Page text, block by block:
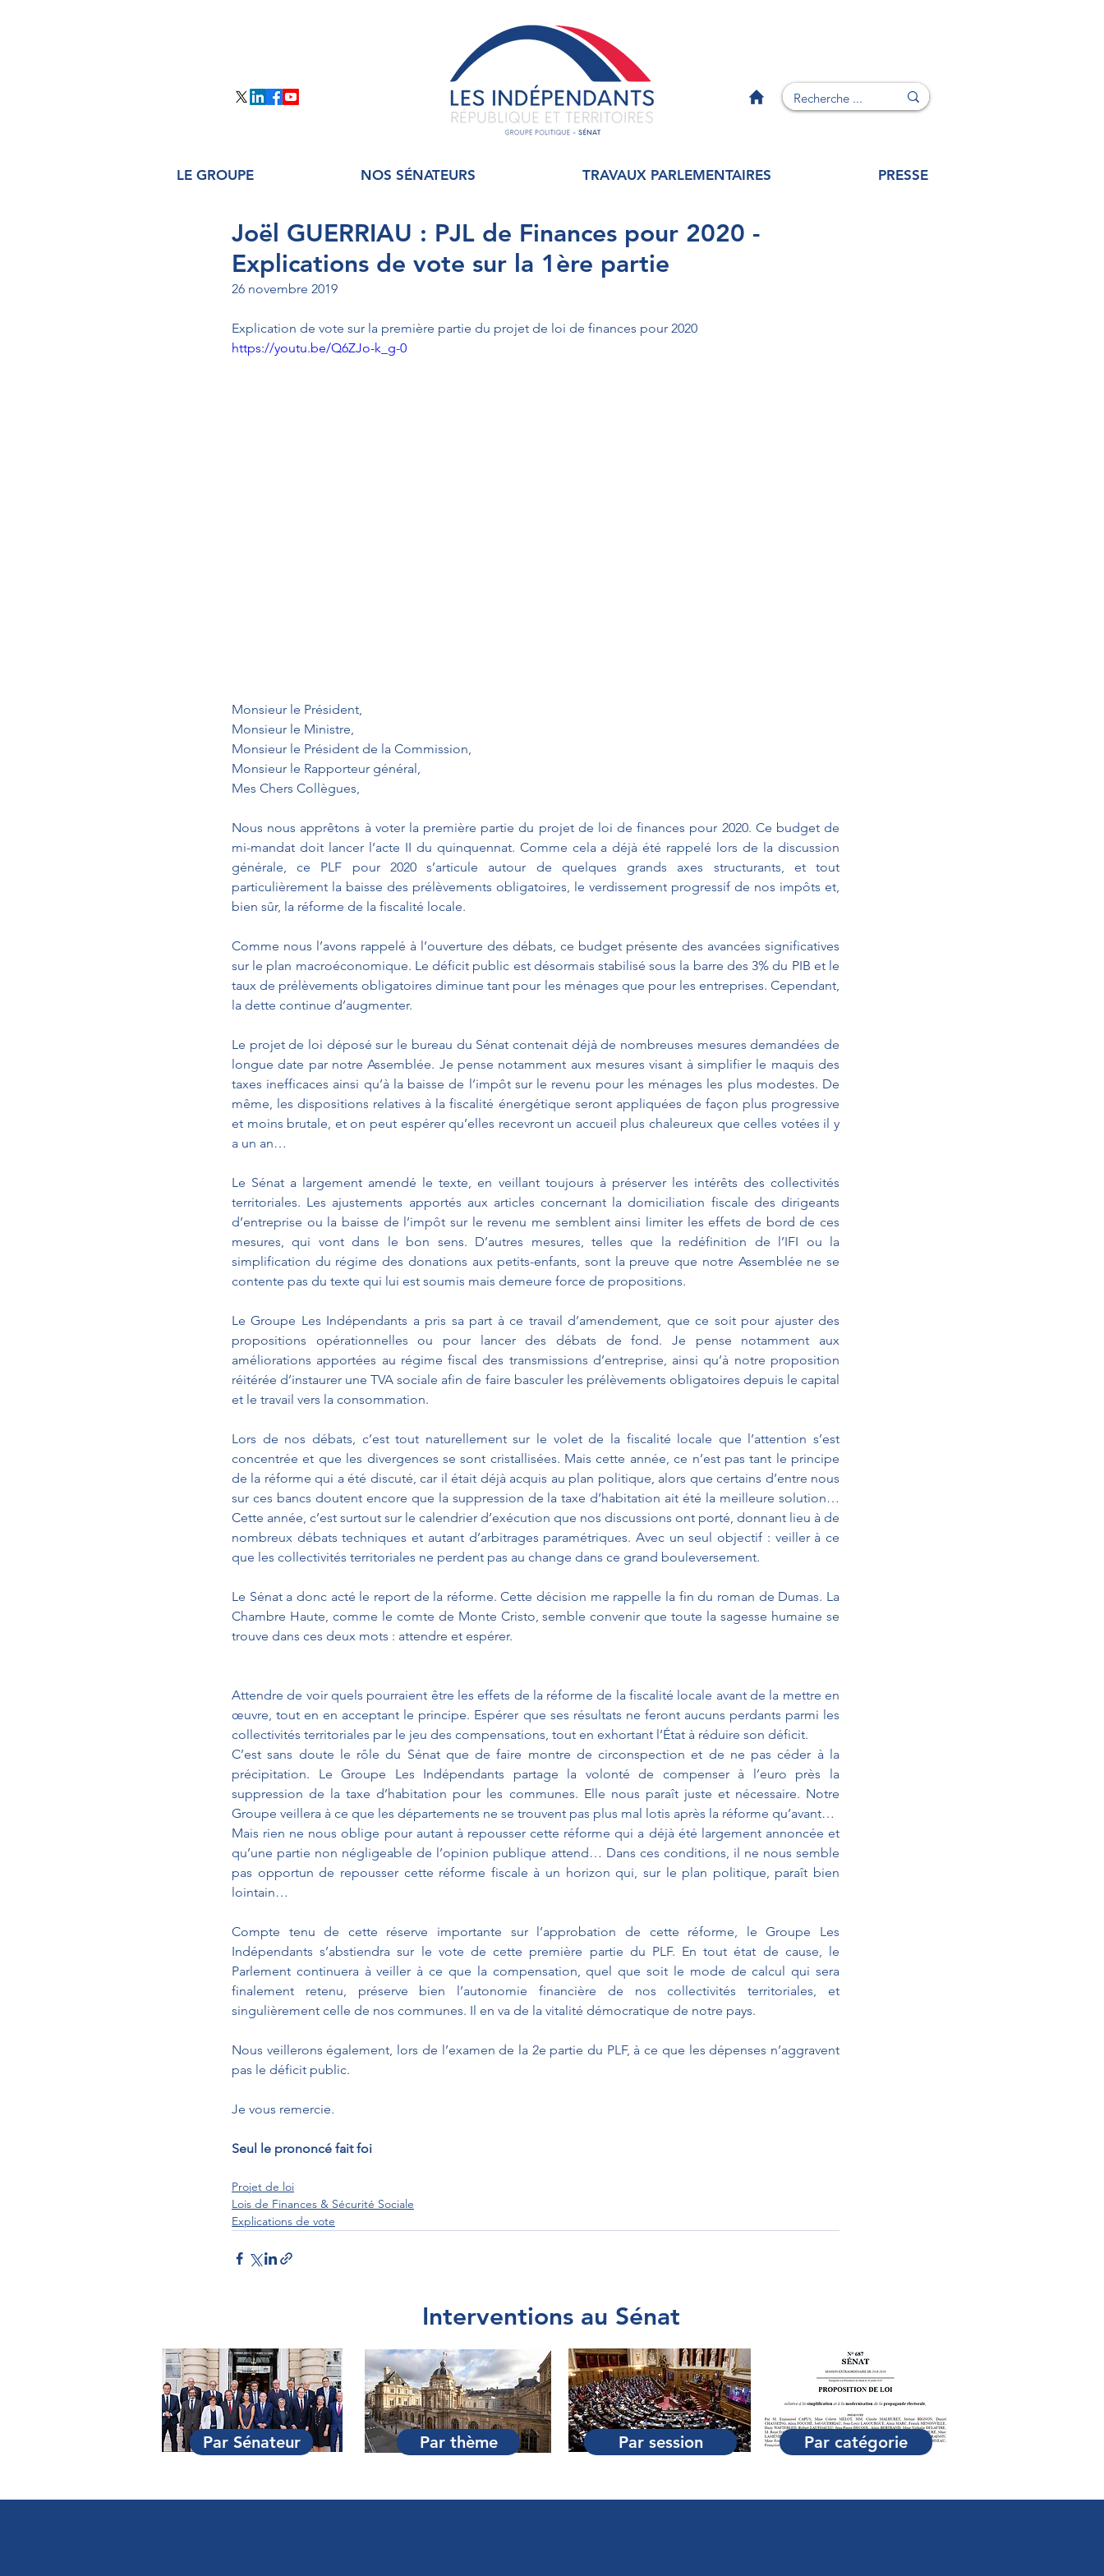
LE GROUPE NOS SÉNATEURS TRAVAUX PARLEMENTAIRES PRESSE
Joël GUERRIAU : PJL de Finances pour 2020 -
Explications de vote sur la 1ère partie
26 novembre 2019
Explication de vote sur la première partie du projet de loi de finances pour 2020
https://youtu.be/Q6ZJo-k_g-0
Monsieur le Président,
Monsieur le Ministre,
Monsieur le Président de la Commission,
Monsieur le Rapporteur général,
Mes Chers Collègues,
Nous nous apprêtons à voter la première partie du projet de loi de finances pour 2020. Ce budget de
mi-mandat doit lancer l’acte II du quinquennat. Comme cela a déjà été rappelé lors de la discussion
générale, ce PLF pour 2020 s’articule autour de quelques grands axes structurants, et tout
particulièrement la baisse des prélèvements obligatoires, le verdissement progressif de nos impôts et,
bien sûr, la réforme de la fiscalité locale.
Comme nous l’avons rappelé à l’ouverture des débats, ce budget présente des avancées significatives
sur le plan macroéconomique. Le déficit public est désormais stabilisé sous la barre des 3% du PIB et le
taux de prélèvements obligatoires diminue tant pour les ménages que pour les entreprises. Cependant,
la dette continue d’augmenter.
Le projet de loi déposé sur le bureau du Sénat contenait déjà de nombreuses mesures demandées de
longue date par notre Assemblée. Je pense notamment aux mesures visant à simplifier le maquis des
taxes inefficaces ainsi qu’à la baisse de l’impôt sur le revenu pour les ménages les plus modestes. De
même, les dispositions relatives à la fiscalité énergétique seront appliquées de façon plus progressive
et moins brutale, et on peut espérer qu’elles recevront un accueil plus chaleureux que celles votées il y
a un an…
Le Sénat a largement amendé le texte, en veillant toujours à préserver les intérêts des collectivités
territoriales. Les ajustements apportés aux articles concernant la domiciliation fiscale des dirigeants
d’entreprise ou la baisse de l’impôt sur le revenu me semblent ainsi limiter les effets de bord de ces
mesures, qui vont dans le bon sens. D’autres mesures, telles que la redéfinition de l’IFI ou la
simplification du régime des donations aux petits-enfants, sont la preuve que notre Assemblée ne se
contente pas du texte qui lui est soumis mais demeure force de propositions.
Le Groupe Les Indépendants a pris sa part à ce travail d’amendement, que ce soit pour ajuster des
propositions opérationnelles ou pour lancer des débats de fond. Je pense notamment aux
améliorations apportées au régime fiscal des transmissions d’entreprise, ainsi qu’à notre proposition
réitérée d’instaurer une TVA sociale afin de faire basculer les prélèvements obligatoires depuis le capital
et le travail vers la consommation.
Lors de nos débats, c’est tout naturellement sur le volet de la fiscalité locale que l’attention s’est
concentrée et que les divergences se sont cristallisées. Mais cette année, ce n’est pas tant le principe
de la réforme qui a été discuté, car il était déjà acquis au plan politique, alors que certains d’entre nous
sur ces bancs doutent encore que la suppression de la taxe d’habitation ait été la meilleure solution…
Cette année, c’est surtout sur le calendrier d’exécution que nos discussions ont porté, donnant lieu à de
nombreux débats techniques et autant d’arbitrages paramétriques. Avec un seul objectif : veiller à ce
que les collectivités territoriales ne perdent pas au change dans ce grand bouleversement.
Le Sénat a donc acté le report de la réforme. Cette décision me rappelle la fin du roman de Dumas. La
Chambre Haute, comme le comte de Monte Cristo, semble convenir que toute la sagesse humaine se
trouve dans ces deux mots : attendre et espérer.
Attendre de voir quels pourraient être les effets de la réforme de la fiscalité locale avant de la mettre en
œuvre, tout en en acceptant le principe. Espérer que ses résultats ne feront aucuns perdants parmi les
collectivités territoriales par le jeu des compensations, tout en exhortant l’État à réduire son déficit.
C’est sans doute le rôle du Sénat que de faire montre de circonspection et de ne pas céder à la
précipitation. Le Groupe Les Indépendants partage la volonté de compenser à l’euro près la
suppression de la taxe d’habitation pour les communes. Elle nous paraît juste et nécessaire. Notre
Groupe veillera à ce que les départements ne se trouvent pas plus mal lotis après la réforme qu’avant…
Mais rien ne nous oblige pour autant à repousser cette réforme qui a déjà été largement annoncée et
qu’une partie non négligeable de l’opinion publique attend… Dans ces conditions, il ne nous semble
pas opportun de repousser cette réforme fiscale à un horizon qui, sur le plan politique, paraît bien
lointain…
Compte tenu de cette réserve importante sur l’approbation de cette réforme, le Groupe Les
Indépendants s’abstiendra sur le vote de cette première partie du PLF. En tout état de cause, le
Parlement continuera à veiller à ce que la compensation, quel que soit le mode de calcul qui sera
finalement retenu, préserve bien l’autonomie financière de nos collectivités territoriales, et
singulièrement celle de nos communes. Il en va de la vitalité démocratique de notre pays.
Nous veillerons également, lors de l’examen de la 2e partie du PLF, à ce que les dépenses n’aggravent
pas le déficit public.
Je vous remercie.
Seul le prononcé fait foi
Projet de loi
Lois de Finances & Sécurité Sociale
Explications de vote
Interventions au Sénat
Par Sénateur Par thème Par session Par catégorie